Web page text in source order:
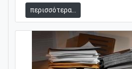
περισσότερα...